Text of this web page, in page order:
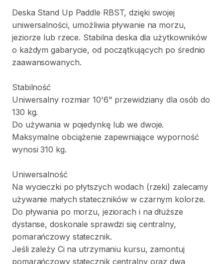
Deska Stand Up Paddle RBST​,​ dzięki swojej
uniwersalności​,​ umożliwia pływanie na morzu​,​
jeziorze lub rzece. Stabilna deska dla użytkowników
o każdym gabarycie​,​ od początkujących po średnio
zaawansowanych.
Stabilność
Uniwersalny rozmiar 10'6" przewidziany dla osób do
130 kg.
Do używania w pojedynkę lub we dwoje.
Maksymalne obciążenie zapewniające wyporność
wynosi 310 kg.
Uniwersalność
Na wycieczki po płytszych wodach (rzeki) zalecamy
używanie małych stateczników w czarnym kolorze.
Do pływania po morzu​,​ jeziorach i na dłuższe
dystanse​,​ doskonale sprawdzi się centralny​,​
pomarańczowy statecznik.
Jeśli zależy Ci na utrzymaniu kursu​,​ zamontuj
pomarańczowy statecznik centralny oraz dwa